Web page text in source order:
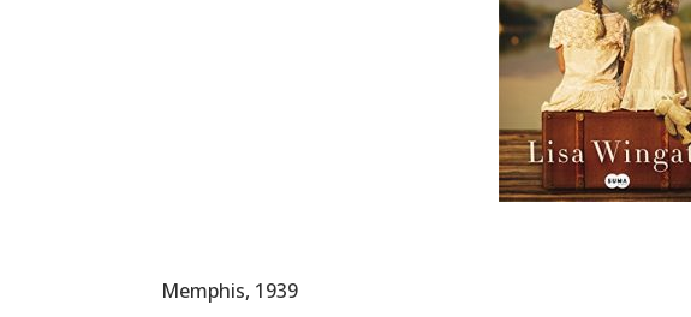
Memphis, 1939